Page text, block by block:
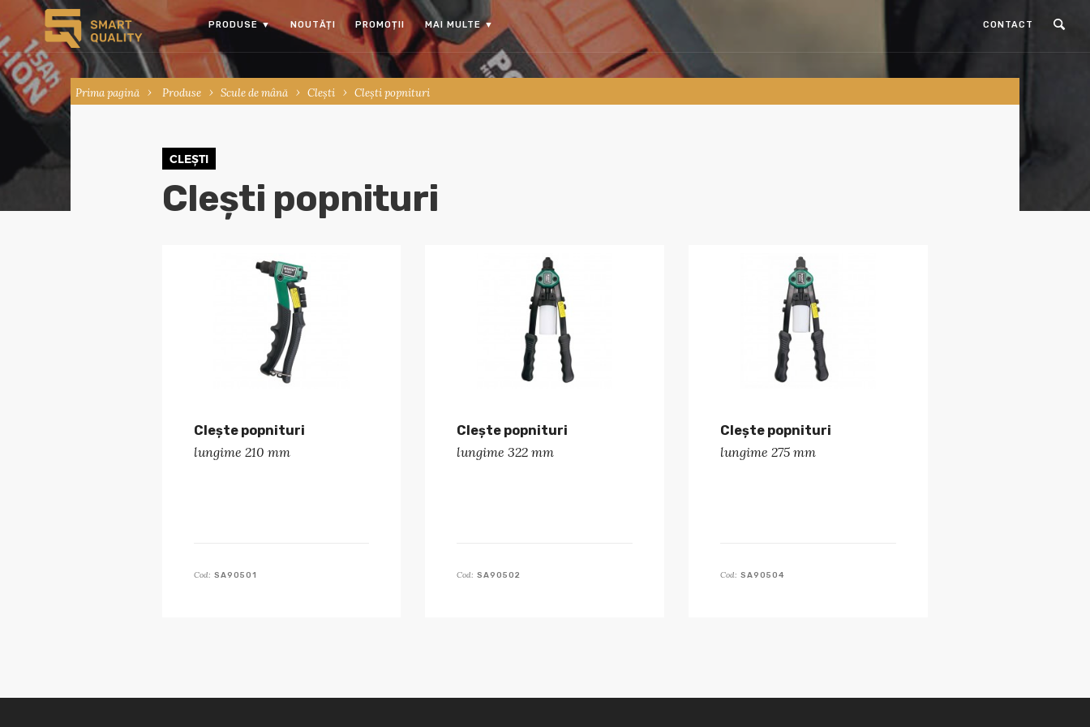
PRODUSE▼ NOUTĂȚI PROMOȚII MAI MULTE▼ CONTACT
Prima pagină Produse Scule de mână Clești Clești popnituri
CLEȘTI
Clești popnituri
Clește popnituri
lungime 210 mm
Cod: SA90501
Clește popnituri
lungime 322 mm
Cod: SA90502
Clește popnituri
lungime 275 mm
Cod: SA90504